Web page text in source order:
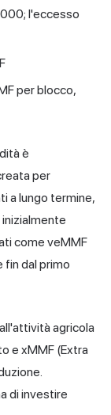
l'eccesso
per blocco,
è
per
a lungo termine,
come veMMF
fin dal primo
agricola
e xMMF (Extra
di investire